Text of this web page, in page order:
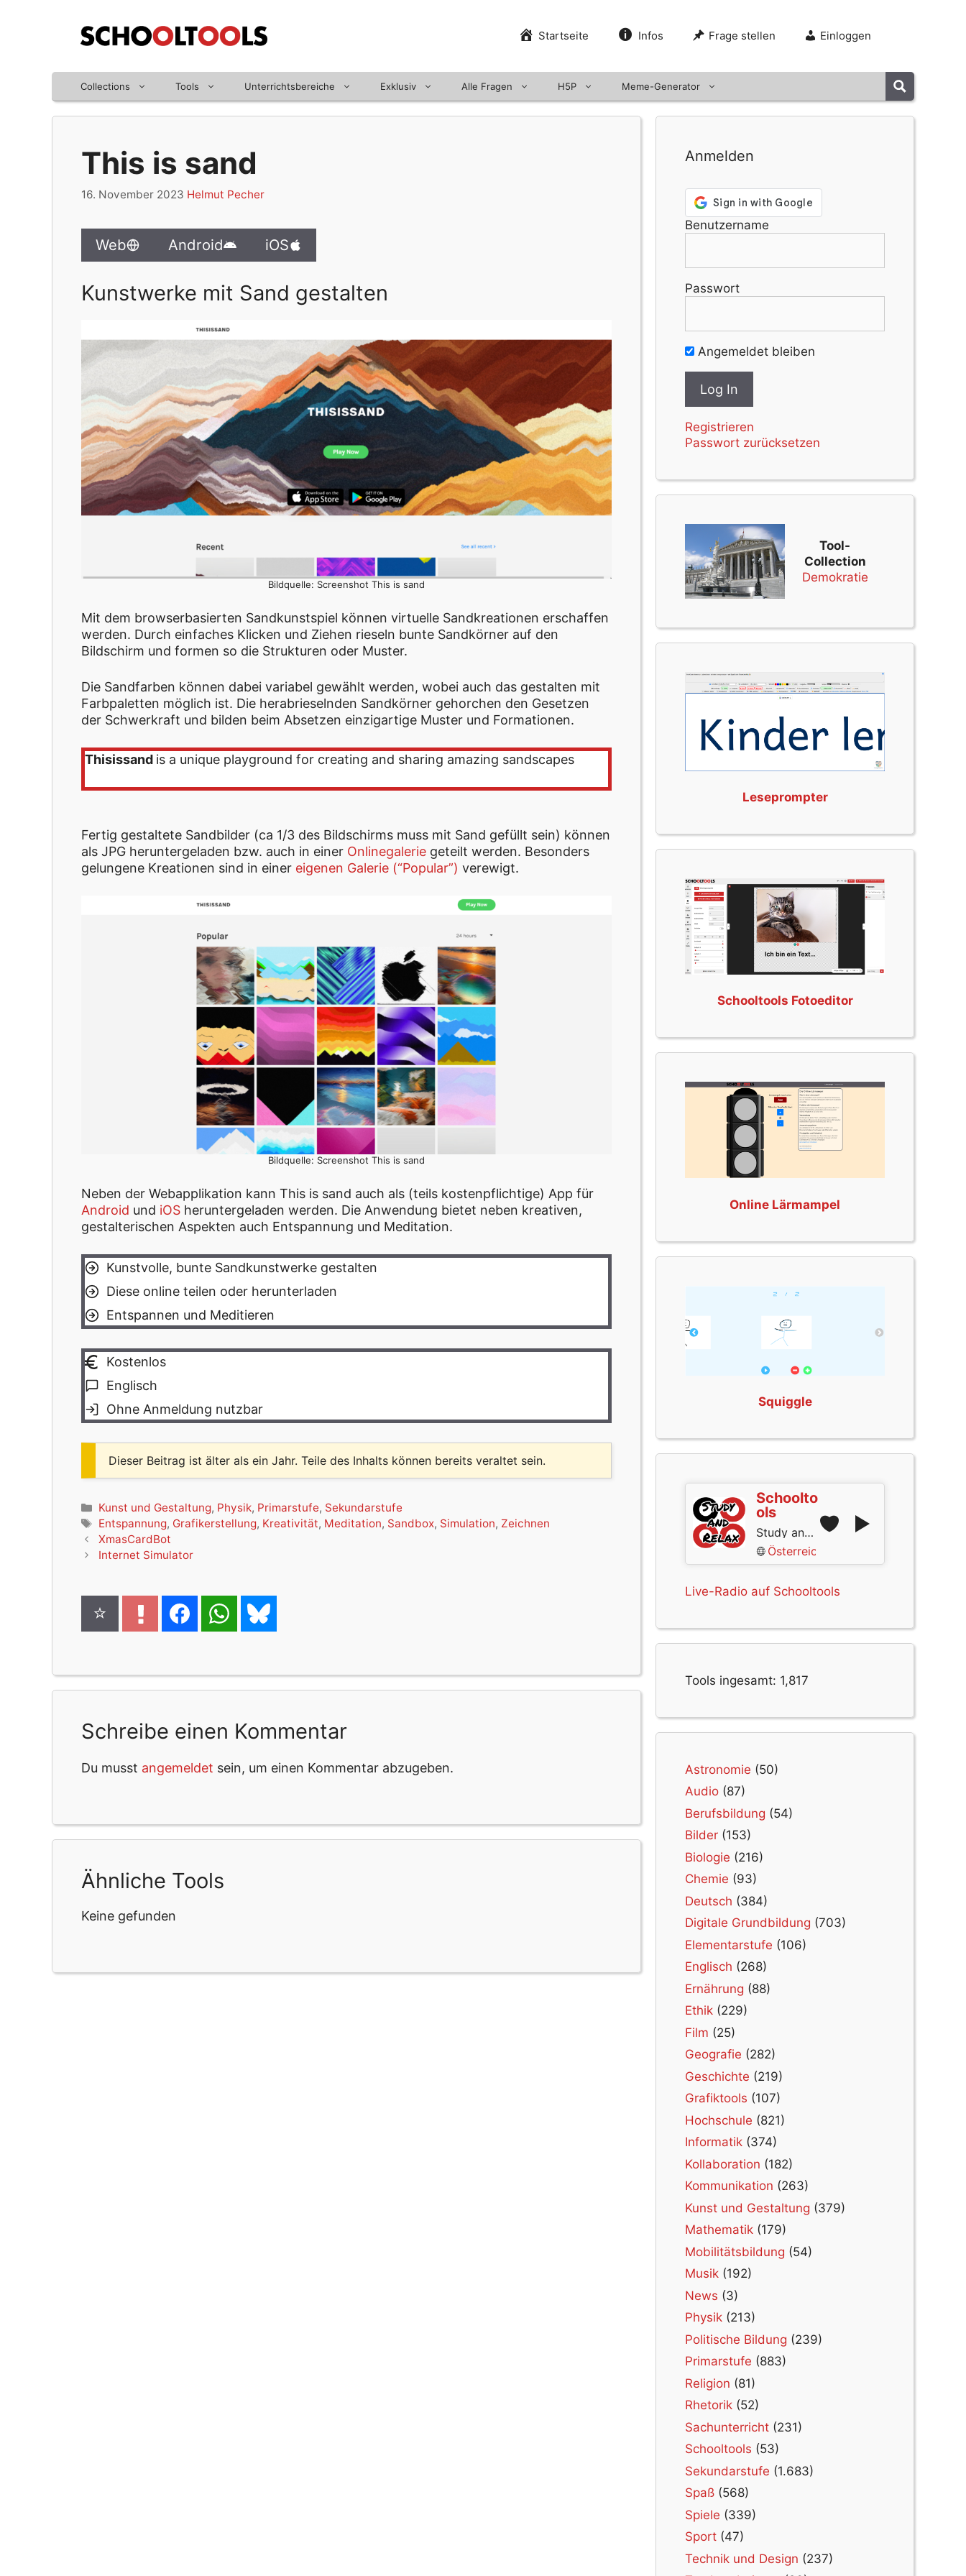
Startseite Infos Frage stellen Einloggen
Collections Tools Unterrichtsbereiche Exklusiv Alle Fragen H5P Meme-Generator
This is sand
16. November 2023 Helmut Pecher
Web Android iOS
Kunstwerke mit Sand gestalten
Bildquelle: Screenshot This is sand
Mit dem browserbasierten Sandkunstspiel können virtuelle Sandkreationen erschaffen
werden. Durch einfaches Klicken und Ziehen rieseln bunte Sandkörner auf den
Bildschirm und formen so die Strukturen oder Muster.
Die Sandfarben können dabei variabel gewählt werden, wobei auch das gestalten mit
Farbpaletten möglich ist. Die herabrieselnden Sandkörner gehorchen den Gesetzen
der Schwerkraft und bilden beim Absetzen einzigartige Muster und Formationen.
Thisissand is a unique playground for creating and sharing amazing sandscapes
Fertig gestaltete Sandbilder (ca 1/3 des Bildschirms muss mit Sand gefüllt sein) können
als JPG heruntergeladen bzw. auch in einer Onlinegalerie geteilt werden. Besonders
gelungene Kreationen sind in einer eigenen Galerie (“Popular”) verewigt.
Bildquelle: Screenshot This is sand
Neben der Webapplikation kann This is sand auch als (teils kostenpflichtige) App für
Android und iOS heruntergeladen werden. Die Anwendung bietet neben kreativen,
gestalterischen Aspekten auch Entspannung und Meditation.
Kunstvolle, bunte Sandkunstwerke gestalten
Diese online teilen oder herunterladen
Entspannen und Meditieren
Kostenlos
Englisch
Ohne Anmeldung nutzbar
Dieser Beitrag ist älter als ein Jahr. Teile des Inhalts können bereits veraltet sein.
Kategorien
Kunst und Gestaltung, Physik, Primarstufe, Sekundarstufe
Schlagwörter
Entspannung, Grafikerstellung, Kreativität, Meditation, Sandbox, Simulation, Zeichnen
XmasCardBot
Internet Simulator
Schreibe einen Kommentar
Du musst angemeldet sein, um einen Kommentar abzugeben.
Ähnliche Tools
Keine gefunden
Anmelden
Benutzername
Passwort
Angemeldet bleiben
Registrieren
Passwort zurücksetzen
Tool-
Collection
Demokratie
Leseprompter
Schooltools Fotoeditor
Online Lärmampel
Squiggle
Schoolto
ols
Study and Relax
Österreich
Live-Radio auf Schooltools
Tools ingesamt: 1,817
Astronomie (50)
Audio (87)
Berufsbildung (54)
Bilder (153)
Biologie (216)
Chemie (93)
Deutsch (384)
Digitale Grundbildung (703)
Elementarstufe (106)
Englisch (268)
Ernährung (88)
Ethik (229)
Film (25)
Geografie (282)
Geschichte (219)
Grafiktools (107)
Hochschule (821)
Informatik (374)
Kollaboration (182)
Kommunikation (263)
Kunst und Gestaltung (379)
Mathematik (179)
Mobilitätsbildung (54)
Musik (192)
News (3)
Physik (213)
Politische Bildung (239)
Primarstufe (883)
Religion (81)
Rhetorik (52)
Sachunterricht (231)
Schooltools (53)
Sekundarstufe (1.683)
Spaß (568)
Spiele (339)
Sport (47)
Technik und Design (237)